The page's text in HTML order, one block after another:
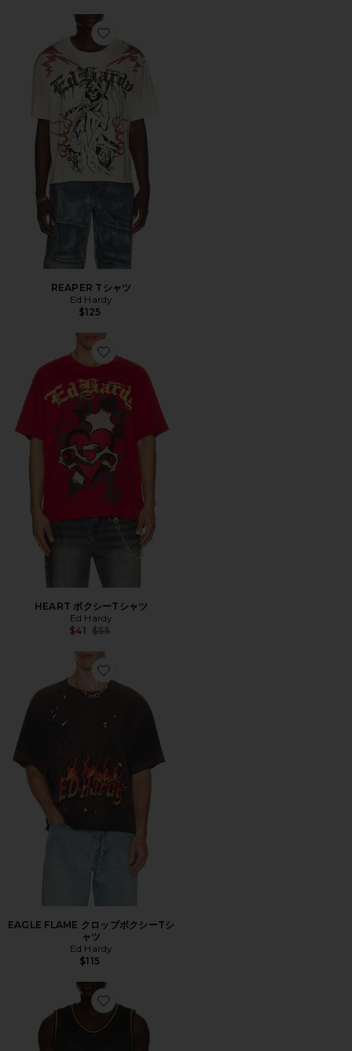
Favorite REAPER Tシャツ
REAPER Tシャツ
Ed Hardy
$125
Favorite HEART ボクシーTシャツ
HEART ボクシーTシャツ
Ed Hardy
$41 Previous price:
$55
Favorite EAGLE FLAME クロップボクシーTシャツ
EAGLE FLAME クロップボクシーTシ
ャツ
Ed Hardy
$115
Favorite WEED ジャージー